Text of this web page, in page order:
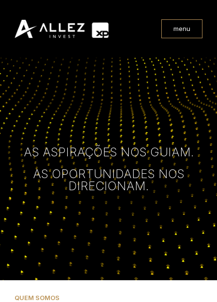
menu
AS ASPIRAÇÕES NOS GUIAM.
AS OPORTUNIDADES NOS
DIRECIONAM.
QUEM SOMOS